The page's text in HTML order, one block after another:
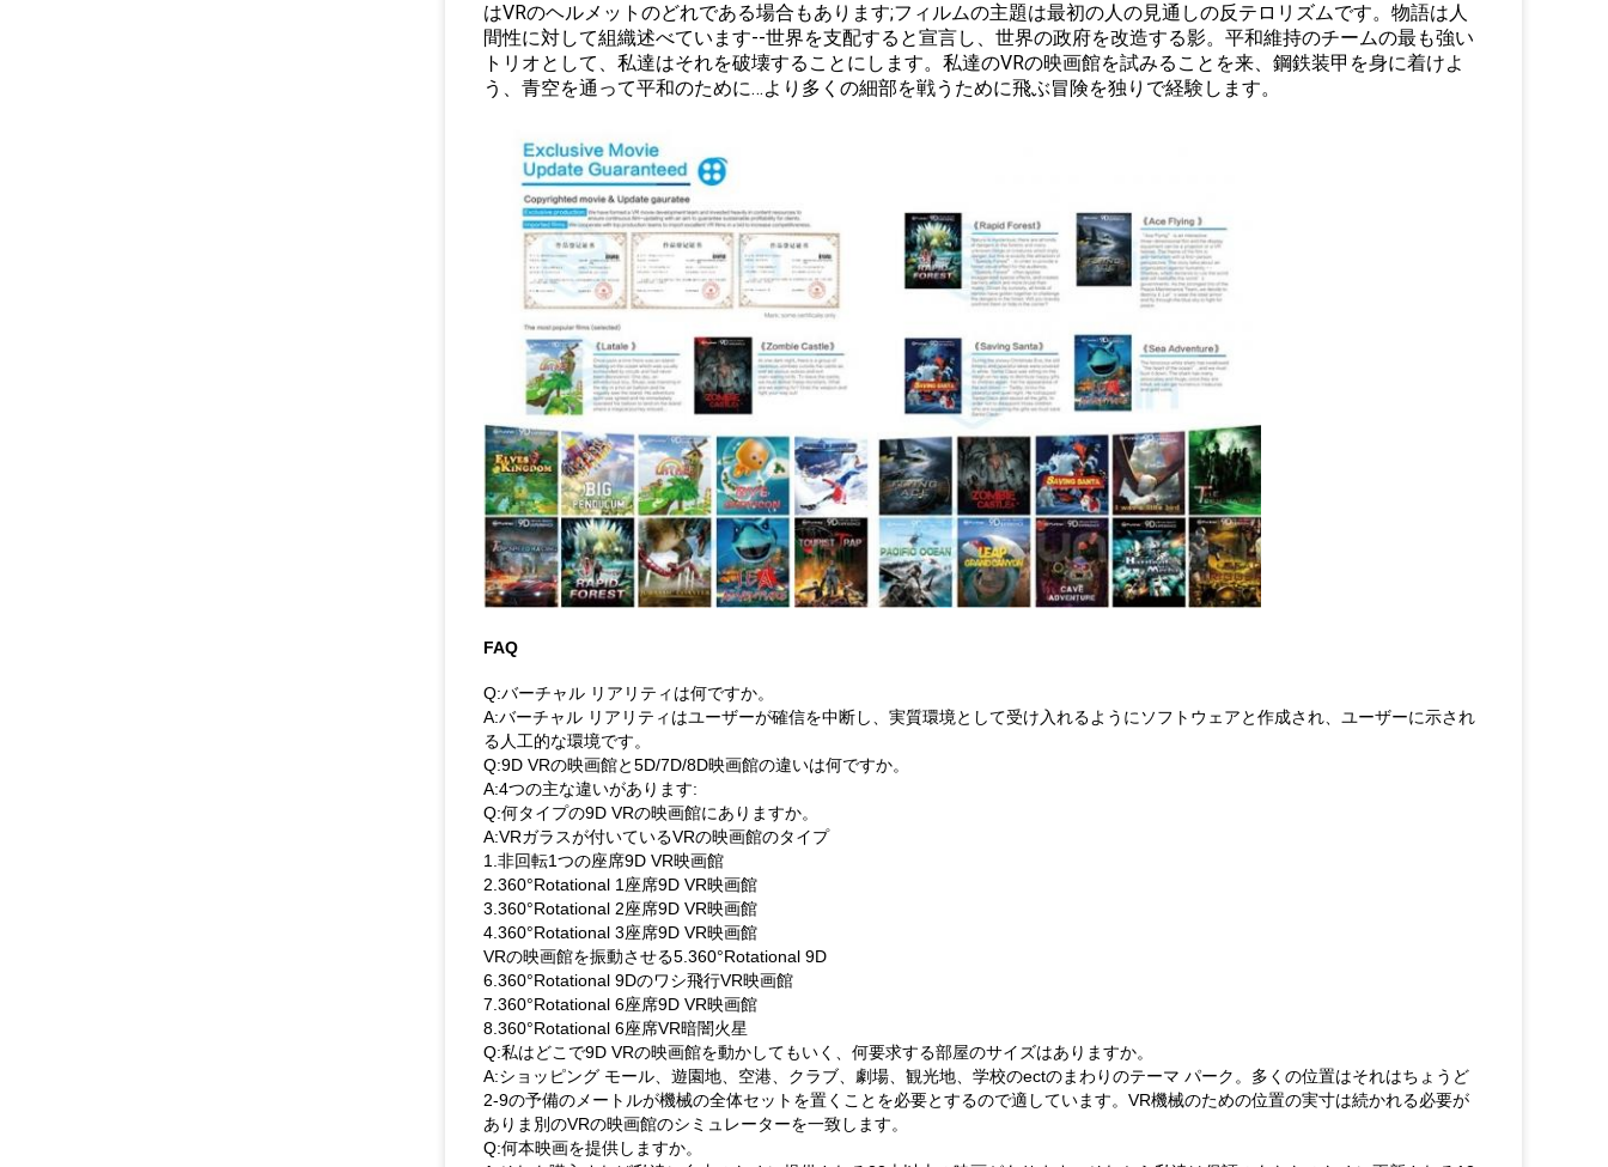
はVRのヘルメットのどれである場合もあります;フィルムの主題は最初の人の見通しの反テロリズムです。物語は人
間性に対して組織述べています--世界を支配すると宣言し、世界の政府を改造する影。平和維持のチームの最も強い
トリオとして、私達はそれを破壊することにします。私達のVRの映画館を試みることを来、鋼鉄装甲を身に着けよ
う、青空を通って平和のために…より多くの細部を戦うために飛ぶ冒険を独りで経験します。
FAQ
Q:バーチャル リアリティは何ですか。
A:バーチャル リアリティはユーザーが確信を中断し、実質環境として受け入れるようにソフトウェアと作成され、ユーザーに示され
る人工的な環境です。
Q:9D VRの映画館と5D/7D/8D映画館の違いは何ですか。
A:4つの主な違いがあります:
Q:何タイプの9D VRの映画館にありますか。
A:VRガラスが付いているVRの映画館のタイプ
1.非回転1つの座席9D VR映画館
2.360°Rotational 1座席9D VR映画館
3.360°Rotational 2座席9D VR映画館
4.360°Rotational 3座席9D VR映画館
VRの映画館を振動させる5.360°Rotational 9D
6.360°Rotational 9Dのワシ飛行VR映画館
7.360°Rotational 6座席9D VR映画館
8.360°Rotational 6座席VR暗闇火星
Q:私はどこで9D VRの映画館を動かしてもいく、何要求する部屋のサイズはありますか。
A:ショッピング モール、遊園地、空港、クラブ、劇場、観光地、学校のectのまわりのテーマ パーク。多くの位置はそれはちょうど
2-9の予備のメートルが機械の全体セットを置くことを必要とするので適しています。VR機械のための位置の実寸は続かれる必要が
ありま別のVRの映画館のシミュレーターを一致します。
Q:何本映画を提供しますか。